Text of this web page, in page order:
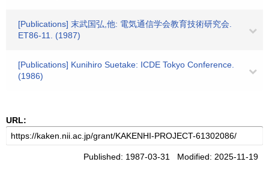
[Publications] 末武国弘,他: 電気通信学会教育技術研究会.
ET86-11. (1987)
[Publications] Kunihiro Suetake: ICDE Tokyo Conference.
(1986)
URL:
Published: 1987-03-31 Modified: 2025-11-19